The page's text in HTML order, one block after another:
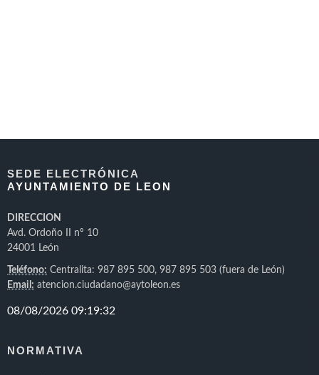
SEDE ELECTRÓNICA
AYUNTAMIENTO DE LEON
DIRECCION
Avd. Ordoño II nº 10
24001 León
Teléfono: Centralita: 987 895 500, 987 895 503 (fuera de León)
Email: atencion.ciudadano@aytoleon.es
NORMATIVA